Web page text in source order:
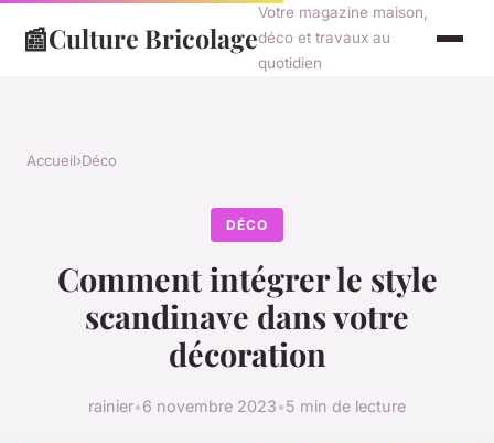
📰Culture Bricolage
Votre magazine maison,
déco et travaux au
quotidien
Accueil›Déco
DÉCO
Comment intégrer le style
scandinave dans votre
décoration
rainier•6 novembre 2023•5 min de lecture